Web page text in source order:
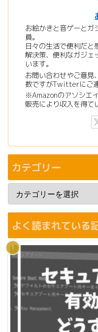
お絵かきと音ゲーとガ
員。
日々の生活で便利だと
解決策、便利なガジェ
います。
お問い合わせやご意見
数ですがTwitterにご
※Amazonのアソシエ
販売により収入を得て
カテゴリー
よく読まれている